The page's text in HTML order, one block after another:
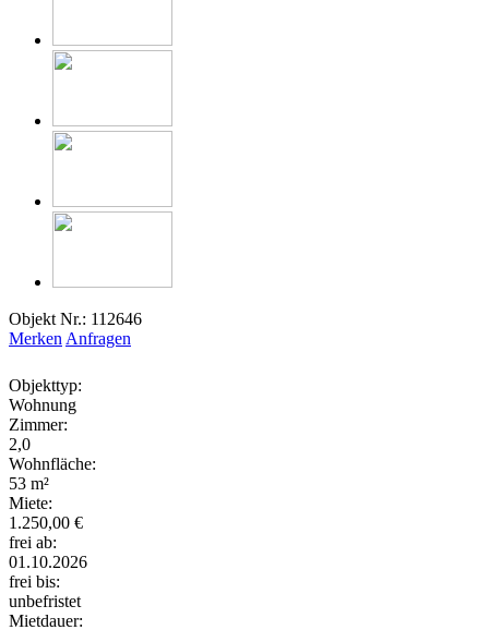
Objekt Nr.: 112646
Merken Anfragen
Objekttyp:
Wohnung
Zimmer:
2,0
Wohnfläche:
53 m²
Miete:
1.250,00 €
frei ab:
01.10.2026
frei bis:
unbefristet
Mietdauer: